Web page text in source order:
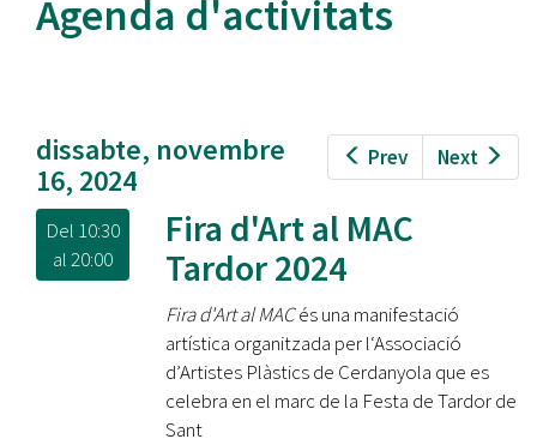
Agenda d'activitats
Prev Next
dissabte, novembre
16, 2024
Del 10:30
al20:00
Fira d'Art al MAC
Tardor 2024
Fira d'Art al MACés una manifestació
artística organitzada per l‘Associació
d’Artistes Plàstics de Cerdanyola que es
celebra en el marc de la Festa de Tardor de
Sant